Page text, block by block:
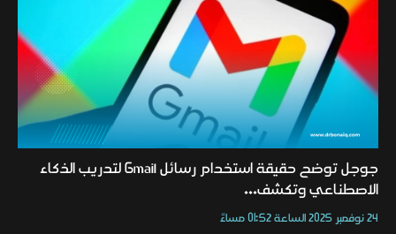
جوجل توضح حقيقة استخدام رسائل Gmail لتدريب الذكاء
الاصطناعي وتكشف...
24 نوفمبر 2025 الساعة 01:52 مساءً